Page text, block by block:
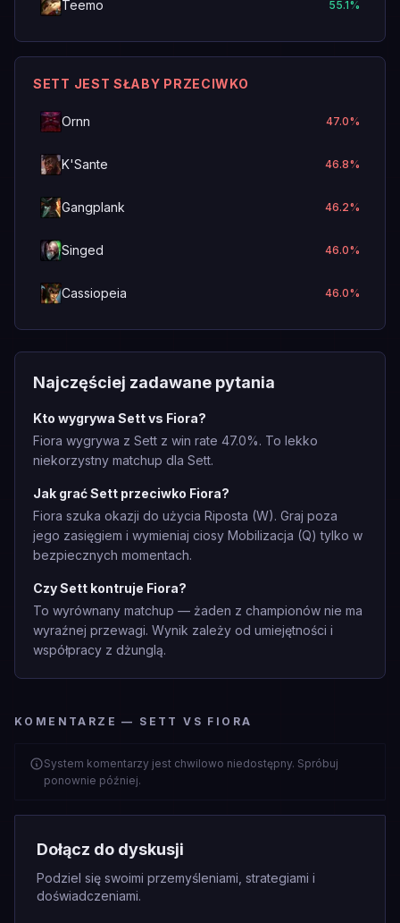
Teemo 55.1%
SETT JEST SŁABY PRZECIWKO
Ornn 47.0%
K'Sante 46.8%
Gangplank 46.2%
Singed 46.0%
Cassiopeia 46.0%
Najczęściej zadawane pytania
Kto wygrywa Sett vs Fiora?
Fiora wygrywa z Sett z win rate 47.0%. To lekko
niekorzystny matchup dla Sett.
Jak grać Sett przeciwko Fiora?
Fiora szuka okazji do użycia Riposta (W). Graj poza
jego zasięgiem i wymieniaj ciosy Mobilizacja (Q) tylko w
bezpiecznych momentach.
Czy Sett kontruje Fiora?
To wyrównany matchup — żaden z championów nie ma
wyraźnej przewagi. Wynik zależy od umiejętności i
współpracy z dżunglą.
KOMENTARZE — SETT VS FIORA
System komentarzy jest chwilowo niedostępny. Spróbuj
ponownie później.
Dołącz do dyskusji
Podziel się swoimi przemyśleniami, strategiami i
doświadczeniami.